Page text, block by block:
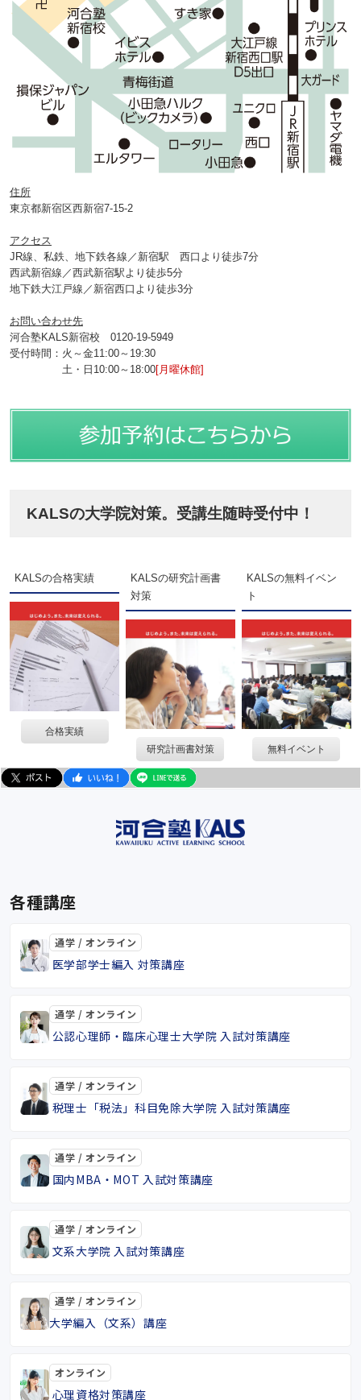
住所
東京都新宿区西新宿7-15-2
アクセス
JR線、私鉄、地下鉄各線／新宿駅 西口より徒歩7分
西武新宿線／西武新宿駅より徒歩5分
地下鉄大江戸線／新宿西口より徒歩3分
お問い合わせ先
河合塾KALS新宿校 0120‐19‐5949
受付時間：火～金11:00～19:30
土・日10:00～18:00[月曜休館]
KALSの大学院対策。受講生随時受付中！
KALSの合格実績
合格実績
KALSの研究計画書
対策
研究計画書対策
KALSの無料イベン
ト
無料イベント
各種講座
通学 / オンライン
医学部学士編入 対策講座
通学 / オンライン
公認心理師・臨床心理士大学院 入試対策講座
通学 / オンライン
税理士「税法」科目免除大学院 入試対策講座
通学 / オンライン
国内MBA・MOT 入試対策講座
通学 / オンライン
文系大学院 入試対策講座
通学 / オンライン
大学編入（文系）講座
オンライン
心理資格対策講座